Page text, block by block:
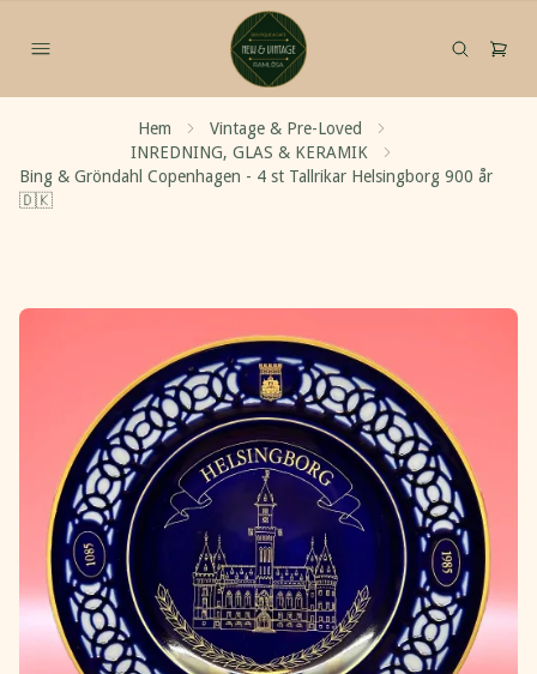
Hem
Vintage & Pre-Loved
INREDNING, GLAS & KERAMIK
Bing & Gröndahl Copenhagen - 4 st Tallrikar Helsingborg 900 år
🇩🇰